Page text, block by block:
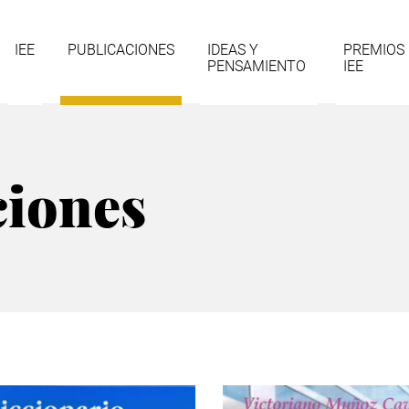
IEE PUBLICACIONES
IDEAS Y
PENSAMIENTO
PREMIOS
IEE